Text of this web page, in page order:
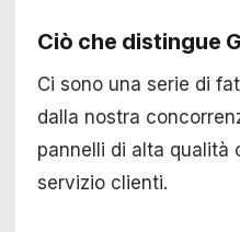
Ciò che distingue
Ci sono una serie di
dalla nostra
pannelli di alta qualità
servizio clienti.